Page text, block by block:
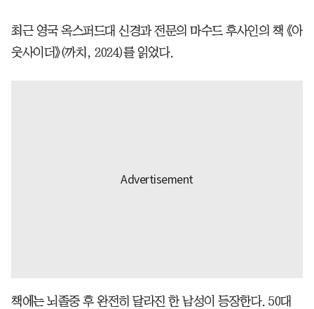
최근 영국 옥스퍼드대 신경과 전문의 마수드 후사인의 책 《아
웃사이더》(까치, 2024)를 읽었다.
책에는 뇌졸중 후 완전히 달라진 한 남성이 등장한다. 50대